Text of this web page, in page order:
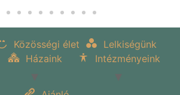
Közösségi élet
Lelkiségünk
Házaink Intézményeink